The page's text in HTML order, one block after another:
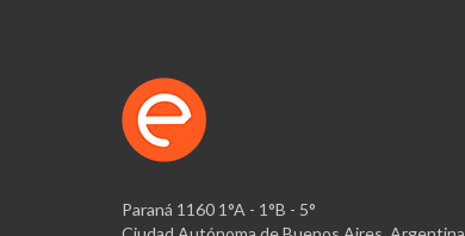
Paraná 1160 1°A - 1°B - 5°